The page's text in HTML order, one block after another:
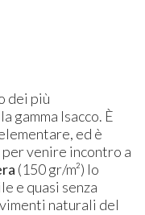
dei più
gamma Isacco. È
ed è
per venire incontro a
(150 gr/m²) lo
e quasi senza
naturali del